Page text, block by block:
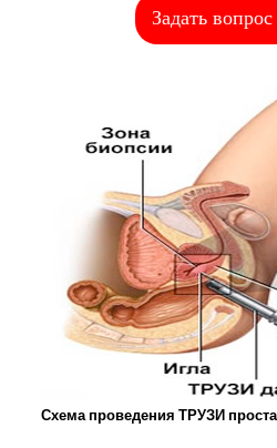
Задать
Схема проведения ТРУЗИ